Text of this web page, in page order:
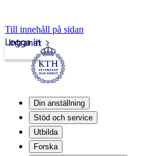
Till innehåll på sidan
Intranät
Logga in
Din anställning
Stöd och service
Utbilda
Forska